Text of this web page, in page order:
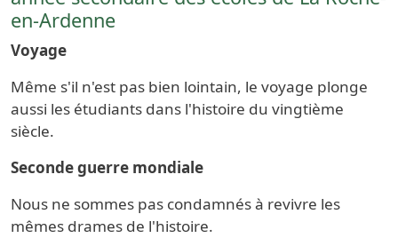
en-Ardenne
Voyage
Même s'il n'est pas bien lointain, le voyage plonge
aussi les étudiants dans l'histoire du vingtième
siècle.
Seconde guerre mondiale
Nous ne sommes pas condamnés à revivre les
mêmes drames de l'histoire.